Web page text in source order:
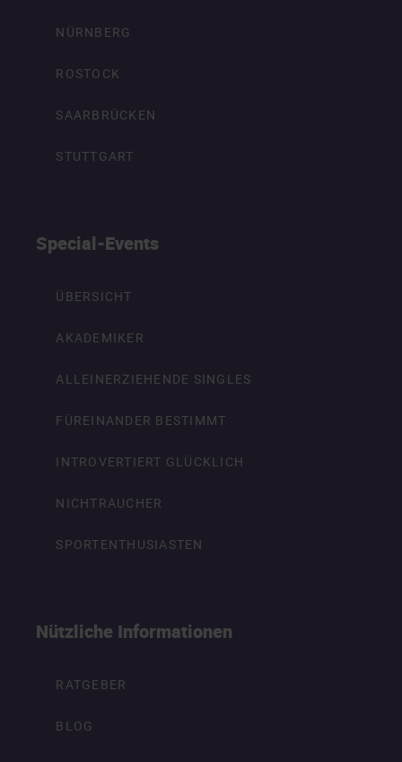
NÜRNBERG
ROSTOCK
SAARBRÜCKEN
STUTTGART
Special-Events
ÜBERSICHT
AKADEMIKER
ALLEINERZIEHENDE SINGLES
FÜREINANDER BESTIMMT
INTROVERTIERT GLÜCKLICH
NICHTRAUCHER
SPORTENTHUSIASTEN
Nützliche Informationen
RATGEBER
BLOG